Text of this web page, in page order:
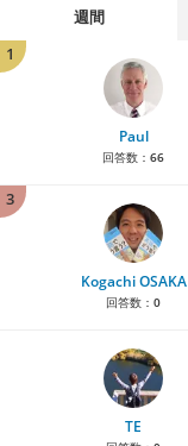
週間
1
Paul
回答数： 66
3
Kogachi OSAKA
回答数： 0
TE